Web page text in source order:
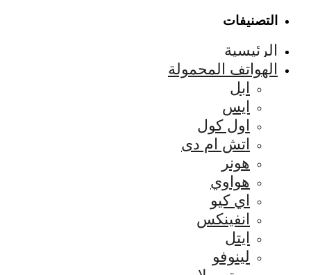
التصنيفات
الرئيسية
الهواتف المحمولة
ابل
ايس
اول كول
اتش ام دى
هونر
هواوي
اي كيو
انفينكس
ايتل
لينوفو